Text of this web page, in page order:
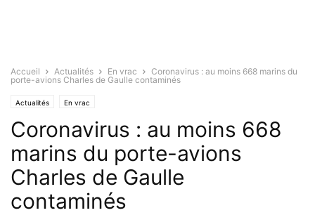
Accueil Actualités En vrac
Coronavirus : au moins 668 marins du
porte-avions Charles de Gaulle contaminés
Actualités En vrac
Coronavirus : au moins 668
marins du porte-avions
Charles de Gaulle
contaminés